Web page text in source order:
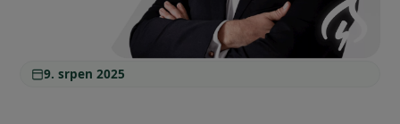
9. srpen 2025